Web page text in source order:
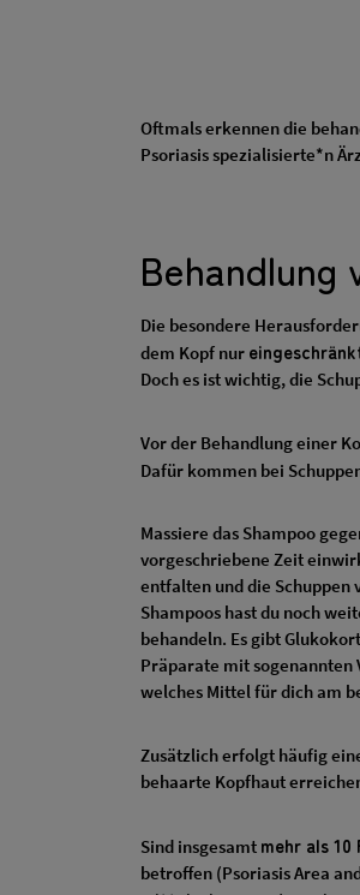
Oftmals erkennen die
Psoriasis spezialisierte*n
Behandlung
Die besondere
dem Kopf nur
Doch es ist wichtig, die
Vor der Behandlung einer
Dafür kommen bei
Massiere das Shampoo
vorgeschriebene Zeit
entfalten und die Schuppen
Shampoos hast du noch
behandeln. Es gibt
Präparate mit
welches Mittel für dich am
Zusätzlich erfolgt häufig
behaarte Kopfhaut
Sind insgesamt mehr als
betroffen (Psoriasis Area